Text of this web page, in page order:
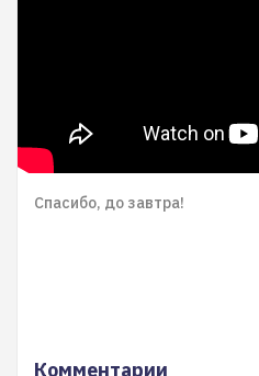
Спасибо, до завтра!
Комментарии